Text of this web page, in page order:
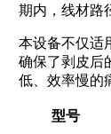
期内，线材路
本设备不仅适
确保了剥皮后
低、效率慢的
型号